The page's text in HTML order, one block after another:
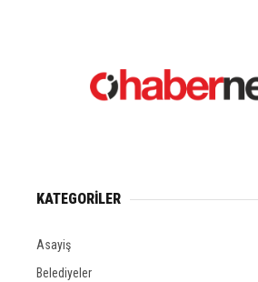
KATEGORİLER
Asayiş
Belediyeler